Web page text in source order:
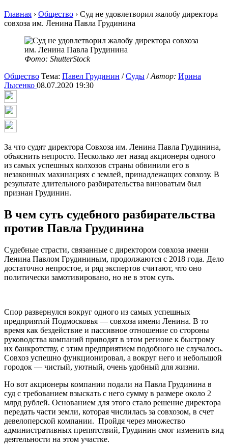
Главная › Общество › Суд не удовлетворил жалобу директора
совхоза им. Ленина Павла Грудинина
Фото: ShutterStock
Общество Тема: Павел Грудинин /Суды /Автор: Ирина
Лысенко 08.07.2020 19:30
За что судят директора Совхоза им. Ленина Павла Грудинина,
объяснить непросто. Несколько лет назад акционеры одного
из самых успешных колхозов страны обвинили его в
незаконных махинациях с землей, принадлежащих совхозу. В
результате длительного разбирательства виноватым был
признан Грудинин.
В чем суть судебного разбирательства
против Павла Грудинина
Судебные страсти, связанные с директором совхоза имени
Ленина Павлом Грудининым, продолжаются с 2018 года. Дело
достаточно непростое, и ряд экспертов считают, что оно
политически замотивировано, но не в этом суть.
Спор развернулся вокруг одного из самых успешных
предприятий Подмосковья — совхоза имени Ленина. В то
время как бездействие и пассивное отношение со стороны
руководства компаний приводят в этом регионе к быстрому
их банкротству, с этим предприятием подобного не случалось.
Совхоз успешно функционировал, а вокруг него и небольшой
городок — чистый, уютный, очень удобный для жизни.
Но вот акционеры компании подали на Павла Грудинина в
суд с требованием взыскать с него сумму в размере около 2
млрд рублей. Основанием для этого стало решение директора
передать части земли, которая числилась за совхозом, в счет
девелоперской компании. Пройдя через множество
административных препятствий, Грудинин смог изменить вид
деятельности на этом участке.